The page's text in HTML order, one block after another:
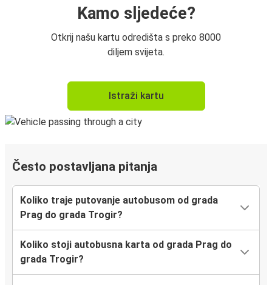
Kamo sljedeće?
Otkrij našu kartu odredišta s preko 8000
diljem svijeta.
Istraži kartu
Često postavljana pitanja
Koliko traje putovanje autobusom od grada
Prag do grada Trogir?
Koliko stoji autobusna karta od grada Prag do
grada Trogir?